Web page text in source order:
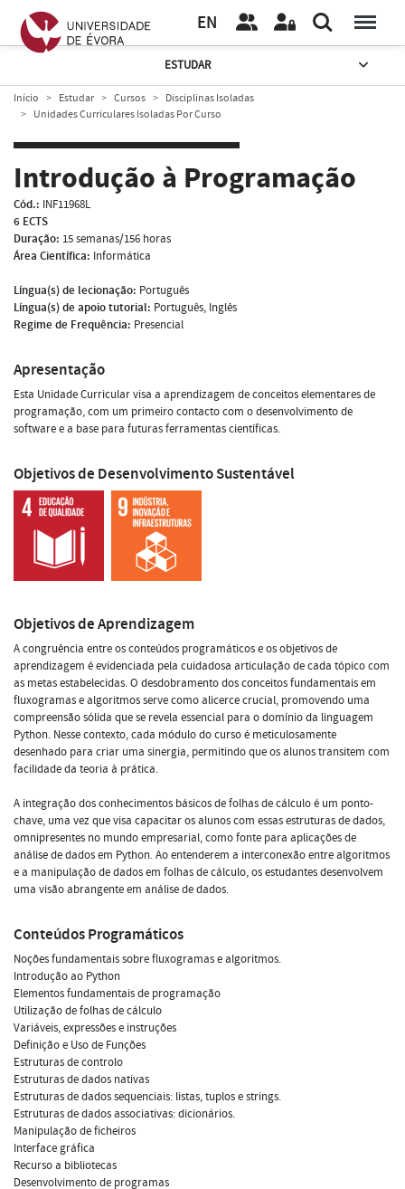
EN
ESTUDAR
Início Estudar Cursos
Disciplinas Isoladas
Unidades Curriculares Isoladas Por Curso
Introdução à Programação
Cód.: INF11968L
6 ECTS
Duração: 15 semanas/156 horas
Área Científica: Informática
Língua(s) de lecionação: Português
Língua(s) de apoio tutorial: Português, Inglês
Regime de Frequência: Presencial
Apresentação
Esta Unidade Curricular visa a aprendizagem de conceitos elementares de
programação, com um primeiro contacto com o desenvolvimento de
software e a base para futuras ferramentas científicas.
Objetivos de Desenvolvimento Sustentável
Objetivos de Aprendizagem
A congruência entre os conteúdos programáticos e os objetivos de
aprendizagem é evidenciada pela cuidadosa articulação de cada tópico com
as metas estabelecidas. O desdobramento dos conceitos fundamentais em
fluxogramas e algoritmos serve como alicerce crucial, promovendo uma
compreensão sólida que se revela essencial para o domínio da linguagem
Python. Nesse contexto, cada módulo do curso é meticulosamente
desenhado para criar uma sinergia, permitindo que os alunos transitem com
facilidade da teoria à prática.
A integração dos conhecimentos básicos de folhas de cálculo é um ponto-
chave, uma vez que visa capacitar os alunos com essas estruturas de dados,
omnipresentes no mundo empresarial, como fonte para aplicações de
análise de dados em Python. Ao entenderem a interconexão entre algoritmos
e a manipulação de dados em folhas de cálculo, os estudantes desenvolvem
uma visão abrangente em análise de dados.
Conteúdos Programáticos
Noções fundamentais sobre fluxogramas e algoritmos.
Introdução ao Python
Elementos fundamentais de programação
Utilização de folhas de cálculo
Variáveis, expressões e instruções
Definição e Uso de Funções
Estruturas de controlo
Estruturas de dados nativas
Estruturas de dados sequenciais: listas, tuplos e strings.
Estruturas de dados associativas: dicionários.
Manipulação de ficheiros
Interface gráfica
Recurso a bibliotecas
Desenvolvimento de programas